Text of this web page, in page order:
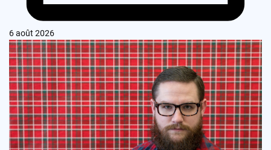
6 août 2026